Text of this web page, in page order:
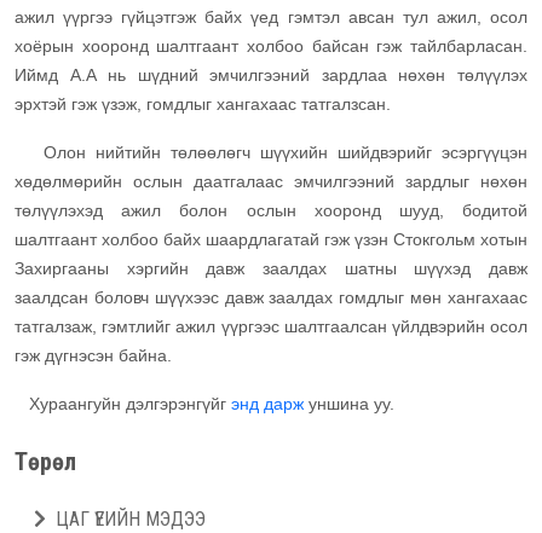
ажил үүргээ гүйцэтгэж байх үед гэмтэл авсан тул ажил, осол
хоёрын хооронд шалтгаант холбоо байсан гэж тайлбарласан.
Иймд А.А нь шүдний эмчилгээний зардлаа нөхөн төлүүлэх
эрхтэй гэж үзэж, гомдлыг хангахаас татгалзсан.
Олон нийтийн төлөөлөгч шүүхийн шийдвэрийг эсэргүүцэн
хөдөлмөрийн ослын даатгалаас эмчилгээний зардлыг нөхөн
төлүүлэхэд ажил болон ослын хооронд шууд, бодитой
шалтгаант холбоо байх шаардлагатай гэж үзэн Стокгольм хотын
Захиргааны хэргийн давж заалдах шатны шүүхэд давж
заалдсан боловч шүүхээс давж заалдах гомдлыг мөн хангахаас
татгалзаж, гэмтлийг ажил үүргээс шалтгаалсан үйлдвэрийн осол
гэж дүгнэсэн байна.
Хураангуйн дэлгэрэнгүйг энд дарж уншина уу.
Төрөл
ЦАГ ҮЕИЙН МЭДЭЭ